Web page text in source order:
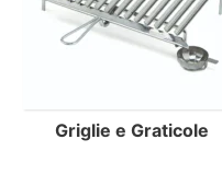
Griglie e Graticole